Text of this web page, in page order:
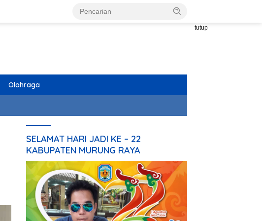
tutup
Olahraga
SELAMAT HARI JADI KE – 22
KABUPATEN MURUNG RAYA